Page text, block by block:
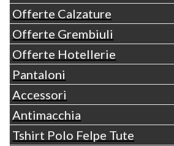
Offerte Calzature
Offerte Grembiuli
Offerte Hotellerie
Pantaloni
Accessori
Antimacchia
Tshirt Polo Felpe Tute